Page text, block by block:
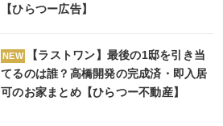
【ひらつー広告】
NEW
【ラストワン】最後の1邸を引き当
てるのは誰？高橋開発の完成済・即入居
可のお家まとめ【ひらつー不動産】